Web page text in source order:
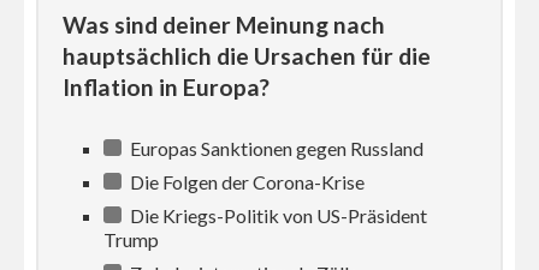
Was sind deiner Meinung nach
hauptsächlich die Ursachen für die
Inflation in Europa?
Europas Sanktionen gegen Russland
Die Folgen der Corona-Krise
Die Kriegs-Politik von US-Präsident
Trump